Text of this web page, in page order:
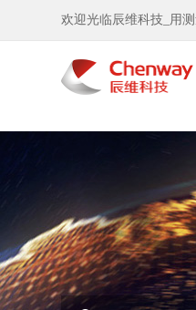
欢迎光临辰维科技_用